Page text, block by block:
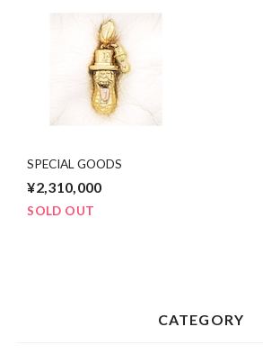
SPECIAL GOODS
¥2,310,000
SOLD OUT
CATEGORY